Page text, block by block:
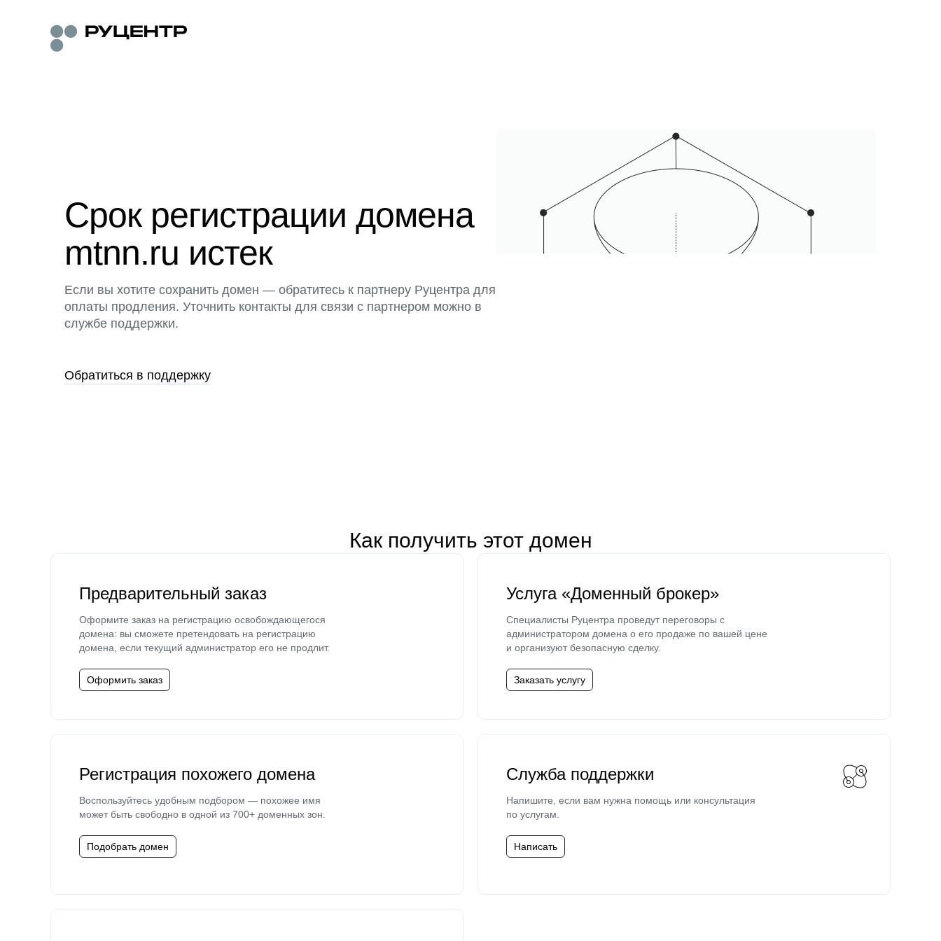
Срок регистрации домена
mtnn.ru истек
Если вы хотите сохранить домен — обратитесь к партнеру Руцентра для
оплаты продления. Уточнить контакты для связи с партнером можно в
службе поддержки.
Обратиться в поддержку
Как получить этот домен
Предварительный заказ
Оформите заказ на регистрацию освобождающегося
домена: вы сможете претендовать на регистрацию
домена, если текущий администратор его не продлит.
Оформить заказ
Услуга «Доменный брокер»
Специалисты Руцентра проведут переговоры с
администратором домена о его продаже по вашей цене
и организуют безопасную сделку.
Заказать услугу
Регистрация похожего домена
Воспользуйтесь удобным подбором — похожее имя
может быть свободно в одной из 700+ доменных зон.
Подобрать домен
Служба поддержки
Напишите, если вам нужна помощь или консультация
по услугам.
Написать